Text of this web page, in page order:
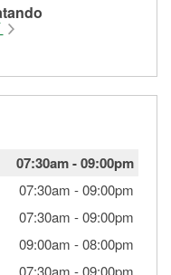
07:30am-09:00pm
07:30am -09:00pm
07:30am -09:00pm
09:00am -08:00pm
07:30am -09:00pm